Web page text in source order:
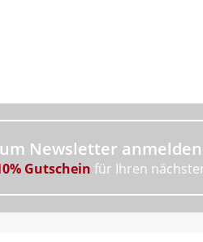
Newsletter anmelden
Gutschein für Ihren